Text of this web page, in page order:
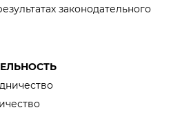
законодательного